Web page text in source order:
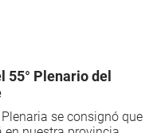
Plenario del
se consignó que